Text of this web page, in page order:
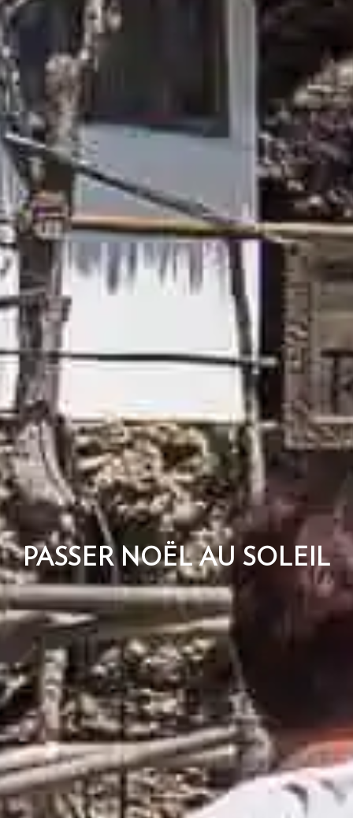
PASSER NOËL AU SOLEIL